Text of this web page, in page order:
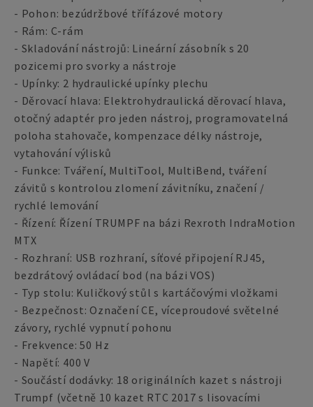
- Pohon: bezúdržbové třífázové motory
- Rám: C-rám
- Skladování nástrojů: Lineární zásobník s 20
pozicemi pro svorky a nástroje
- Upínky: 2 hydraulické upínky plechu
- Děrovací hlava: Elektrohydraulická děrovací hlava,
otočný adaptér pro jeden nástroj, programovatelná
poloha stahovače, kompenzace délky nástroje,
vytahování výlisků
- Funkce: Tváření, MultiTool, MultiBend, tváření
závitů s kontrolou zlomení závitníku, značení /
rychlé lemování
- Řízení: Řízení TRUMPF na bázi Rexroth IndraMotion
MTX
- Rozhraní: USB rozhraní, síťové připojení RJ45,
bezdrátový ovládací bod (na bázi VOS)
- Typ stolu: Kuličkový stůl s kartáčovými vložkami
- Bezpečnost: Označení CE, víceproudové světelné
závory, rychlé vypnutí pohonu
- Frekvence: 50 Hz
- Napětí: 400 V
- Součástí dodávky: 18 originálních kazet s nástroji
Trumpf (včetně 10 kazet RTC 2017 s lisovacími